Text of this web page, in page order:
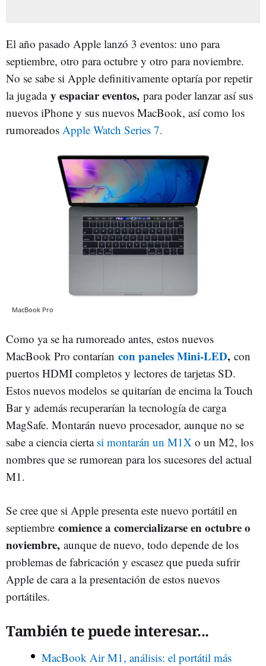
El año pasado Apple lanzó 3 eventos: uno para
septiembre, otro para octubre y otro para noviembre.
No se sabe si Apple definitivamente optaría por repetir
la jugada y espaciar eventos, para poder lanzar así sus
nuevos iPhone y sus nuevos MacBook, así como los
rumoreados Apple Watch Series 7.
MacBook Pro
Como ya se ha rumoreado antes, estos nuevos
MacBook Pro contarían con paneles Mini-LED, con
puertos HDMI completos y lectores de tarjetas SD.
Estos nuevos modelos se quitarían de encima la Touch
Bar y además recuperarían la tecnología de carga
MagSafe. Montarán nuevo procesador, aunque no se
sabe a ciencia cierta si montarán un M1X o un M2, los
nombres que se rumorean para los sucesores del actual
M1.
Se cree que si Apple presenta este nuevo portátil en
septiembre comience a comercializarse en octubre o
noviembre, aunque de nuevo, todo depende de los
problemas de fabricación y escasez que pueda sufrir
Apple de cara a la presentación de estos nuevos
portátiles.
También te puede interesar...
MacBook Air M1, análisis: el portátil más